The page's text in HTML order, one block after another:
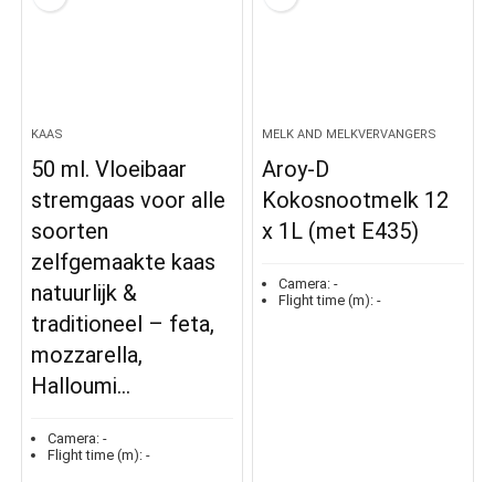
KAAS
50 ml. Vloeibaar
stremgaas voor alle
soorten
zelfgemaakte kaas
natuurlijk &
traditioneel – feta,
mozzarella,
Halloumi…
Camera: -
Flight time (m): -
MELK AND MELKVERVANGERS
Aroy-D
Kokosnootmelk 12
x 1L (met E435)
Camera: -
Flight time (m): -